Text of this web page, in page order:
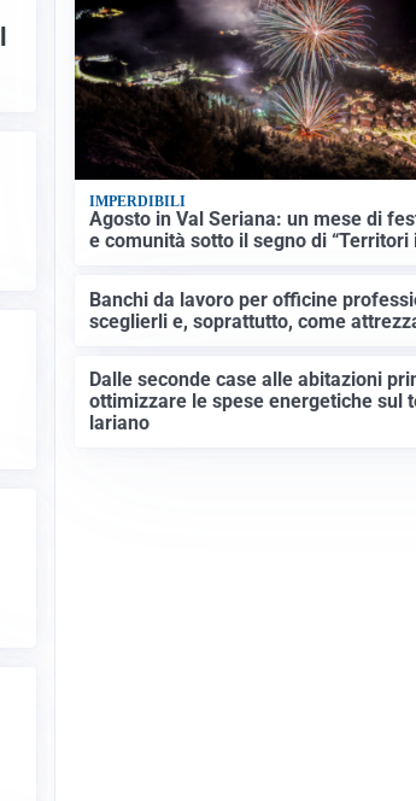
IMPERDIBILI
Agosto in Val Seriana: un mese di
e comunità sotto il segno di “Territori
Banchi da lavoro per officine
sceglierli e, soprattutto, come
Dalle seconde case alle abitazioni
ottimizzare le spese energetiche sul
lariano